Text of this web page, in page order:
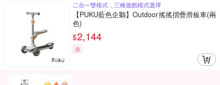
二合一雙模式，三種遊戲模式選擇
【PUKU藍色企鵝】Outdoor搖搖摺疊滑板車(兩
色)
$2,144
券